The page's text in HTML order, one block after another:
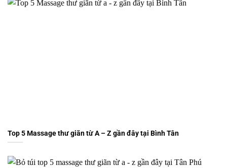
Top 5 Massage thư giãn từ A – Z gần đây tại Bình Tân